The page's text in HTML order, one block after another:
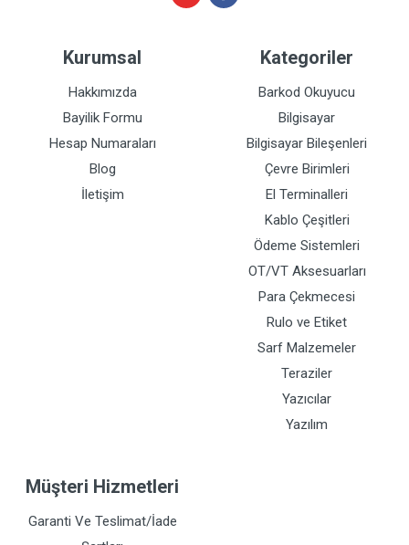
Kurumsal
Hakkımızda
Bayilik Formu
Hesap Numaraları
Blog
İletişim
Kategoriler
Barkod Okuyucu
Bilgisayar
Bilgisayar Bileşenleri
Çevre Birimleri
El Terminalleri
Kablo Çeşitleri
Ödeme Sistemleri
OT/VT Aksesuarları
Para Çekmecesi
Rulo ve Etiket
Sarf Malzemeler
Teraziler
Yazıcılar
Yazılım
Müşteri Hizmetleri
Garanti Ve Teslimat/İade